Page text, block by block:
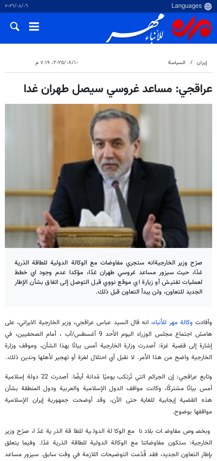
٠٦‏/٠٨‏/٢٠٢٦
إيران السياسة ١٠‏/٠٨‏/٢٠٢٥، ٧:١٩ م
عراقجي: مساعد غروسي سيصل طهران غدا
صرّح وزير الخارجيةانه ستجري مفاوضات مع الوكالة الدولية للطاقة الذرية
غدًا، حيث سيزور مساعد غروسي طهران غدًا، مؤكدا عدم وجود اي خطط
لعمليات تفتيش أو زيارة اي موقع نووي قبل التوصل إلى اتفاق بشأن الإطار
الجديد للتعاون، ولن يبدأ التعاون قبل ذلك.
وأفادت وكالة مهر للأنباء، انه قال السيد عباس عراقجي، وزير الخارجية الايراني، على
هامش اجتماع مجلس الوزراء اليوم الأحد 9 أغسطس/آب ، أمام الصحفيين، في
إشارة إلى قضية غزة: أصدرت وزارة الخارجية أمس بيانًا بهذا الشأن، وموقف وزارة
الخارجية واضح من هذا الأمر. لا نقبل أي احتلال لغزة أو تهجير لأهلها وندين ذلك.
وتابع عراقجي: إن الجرائم التي تُرتكب يوميًا مُدانة أيضًا. أصدرت 22 دولة إسلامية
أمس بيانًا مشتركًا، وكانت مواقف الدول الإسلامية والعربية ودول المنطقة بشأن
هذه القضية إيجابية للغاية حتى الآن، وقد أوضحت جمهورية إيران الإسلامية
مواقفها بوضوح.
وبخصوص مفاوضات بلادنا مع الوكالة الدولية للطاقة الذرية غدًا، صرّح وزير
الخارجية: ستكون مفاوضاتنا مع الوكالة الدولية للطاقة الذرية غدًا. وفيما يتعلق
بإطار التعاون الجديد، فقد قُدّمت التوضيحات اللازمة في وقت سابق. سيزور مساعد